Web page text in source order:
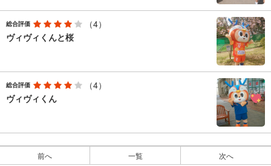
総合評価
（4）
ヴィヴィくんと桜
総合評価
（4）
ヴィヴィくん
前へ 一覧 次へ